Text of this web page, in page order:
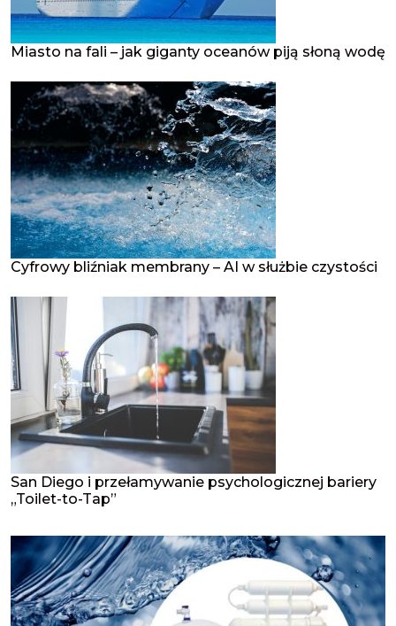
Miasto na fali – jak giganty oceanów piją słoną wodę
Cyfrowy bliźniak membrany – AI w służbie czystości
San Diego i przełamywanie psychologicznej bariery
„Toilet-to-Tap”